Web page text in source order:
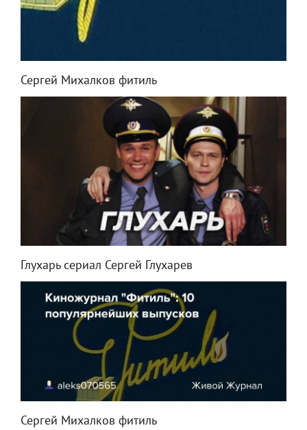
Сергей Михалков фитиль
Глухарь сериал Сергей Глухарев
Сергей Михалков фитиль